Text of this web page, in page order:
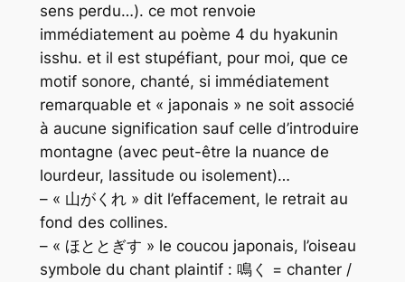
sens perdu…). ce mot renvoie
immédiatement au poème 4 du hyakunin
isshu. et il est stupéfiant, pour moi, que ce
motif sonore, chanté, si immédiatement
remarquable et « japonais » ne soit associé
à aucune signification sauf celle d’introduire
montagne (avec peut-être la nuance de
lourdeur, lassitude ou isolement)…
– « 山がくれ » dit l’effacement, le retrait au
fond des collines.
– « ほととぎす » le coucou japonais, l’oiseau
symbole du chant plaintif : 鳴く = chanter /